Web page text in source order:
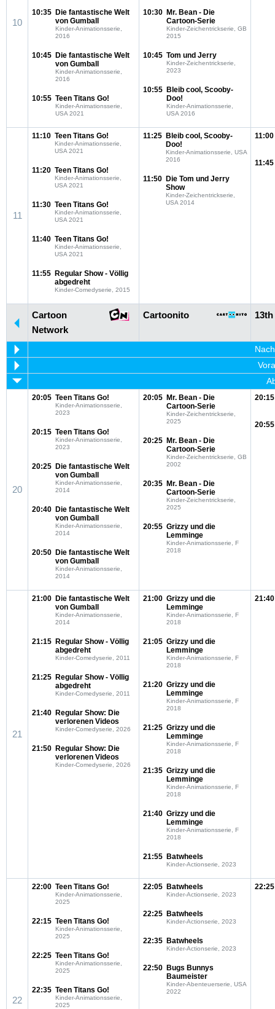
10
10:35 Die fantastische Welt
von Gumball
Kinder-Animationsserie,
2016
10:45 Die fantastische Welt
von Gumball
Kinder-Animationsserie,
2016
10:55 Teen Titans Go!
Kinder-Animationsserie,
USA 2021
10:30 Mr. Bean - Die
Cartoon-Serie
Kinder-Zeichentrickserie, GB
2015
10:45 Tom und Jerry
Kinder-Zeichentrickserie,
2023
10:55 Bleib cool, Scooby-
Doo!
Kinder-Animationsserie,
USA 2016
11
11:10 Teen Titans Go!
Kinder-Animationsserie,
USA 2021
11:20 Teen Titans Go!
Kinder-Animationsserie,
USA 2021
11:30 Teen Titans Go!
Kinder-Animationsserie,
USA 2021
11:40 Teen Titans Go!
Kinder-Animationsserie,
USA 2021
11:55 Regular Show - Völlig
abgedreht
Kinder-Comedyserie, 2015
11:25 Bleib cool, Scooby-
Doo!
Kinder-Animationsserie, USA
2016
11:50 Die Tom und Jerry
Show
Kinder-Zeichentrickserie,
USA 2014
11:00
11:45
Cartoon
Network
Cartoonito
20
20:05 Teen Titans Go!
Kinder-Animationsserie,
2023
20:15 Teen Titans Go!
Kinder-Animationsserie,
2023
20:25 Die fantastische Welt
von Gumball
Kinder-Animationsserie,
2014
20:40 Die fantastische Welt
von Gumball
Kinder-Animationsserie,
2014
20:50 Die fantastische Welt
von Gumball
Kinder-Animationsserie,
2014
20:05 Mr. Bean - Die
Cartoon-Serie
Kinder-Zeichentrickserie,
2025
20:25 Mr. Bean - Die
Cartoon-Serie
Kinder-Zeichentrickserie, GB
2002
20:35 Mr. Bean - Die
Cartoon-Serie
Kinder-Zeichentrickserie,
2025
20:55 Grizzy und die
Lemminge
Kinder-Animationsserie, F
2018
20:15
20:55
21
21:00 Die fantastische Welt
von Gumball
Kinder-Animationsserie,
2014
21:15 Regular Show - Völlig
abgedreht
Kinder-Comedyserie, 2011
21:25 Regular Show - Völlig
abgedreht
Kinder-Comedyserie, 2011
21:40 Regular Show: Die
verlorenen Videos
Kinder-Comedyserie, 2026
21:50 Regular Show: Die
verlorenen Videos
Kinder-Comedyserie, 2026
21:00 Grizzy und die
Lemminge
Kinder-Animationsserie, F
2018
21:05 Grizzy und die
Lemminge
Kinder-Animationsserie, F
2018
21:20 Grizzy und die
Lemminge
Kinder-Animationsserie, F
2018
21:25 Grizzy und die
Lemminge
Kinder-Animationsserie, F
2018
21:35 Grizzy und die
Lemminge
Kinder-Animationsserie, F
2018
21:40 Grizzy und die
Lemminge
Kinder-Animationsserie, F
2018
21:55 Batwheels
Kinder-Actionserie, 2023
21:40
22
22:00 Teen Titans Go!
Kinder-Animationsserie,
2025
22:15 Teen Titans Go!
Kinder-Animationsserie,
2025
22:25 Teen Titans Go!
Kinder-Animationsserie,
2025
22:35 Teen Titans Go!
Kinder-Animationsserie,
2025
22:05 Batwheels
Kinder-Actionserie, 2023
22:25 Batwheels
Kinder-Actionserie, 2023
22:35 Batwheels
Kinder-Actionserie, 2023
22:50 Bugs Bunnys
Baumeister
Kinder-Abenteuerserie, USA
2022
22:25